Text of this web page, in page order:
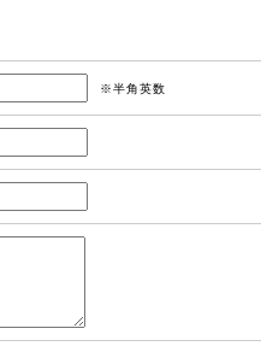
※半角英数